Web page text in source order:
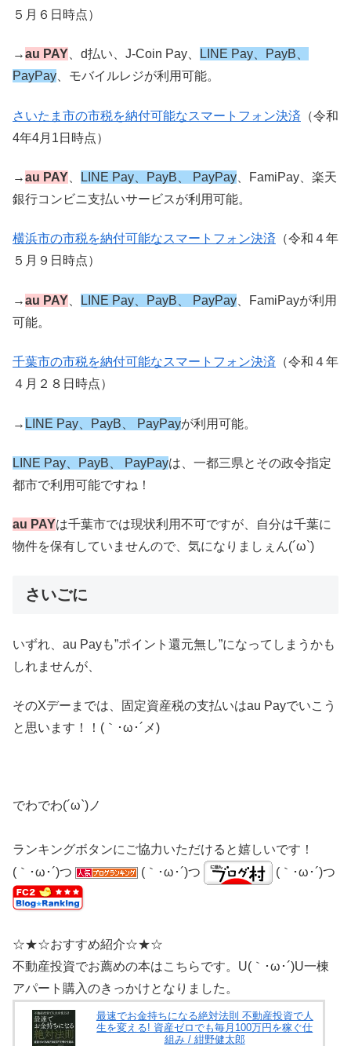
５月６日時点）
→au PAY 、d払い、J-Coin Pay、
LINE Pay、PayB、
PayPay 、モバイルレジが利用可能。
さいたま市の市税を納付可能なスマートフォン決済 （令和
4年4月1日時点）
→au PAY LINE Pay、PayB、 PayPay 、FamiPay、楽天
銀行コンビニ支払いサービスが利用可能。
横浜市の市税を納付可能なスマートフォン決済 （令和４年
５月９日時点）
→au PAY LINE Pay、PayB、 PayPay 、FamiPayが利用
可能。
千葉市の市税を納付可能なスマートフォン決済 （令和４年
４月２８日時点）
→ LINE Pay、PayB、 PayPayが利用可能。
LINE Pay、PayB、 PayPayは、一都三県とその政令指定
都市で利用可能ですね！
au PAYは千葉市では現状利用不可ですが、自分は千葉に
物件を保有していませんので、気になりましぇん(´ω`)
さいごに
いずれ、au Payも”ポイント還元無し”になってしまうかも
しれませんが、
そのXデーまでは、固定資産税の支払いはau Payでいこう
と思います！！(｀･ω･´メ)
でわでわ(´ω`)ノ
ランキングボタンにご協力いただけると嬉しいです！
(｀･ω･´)つ
(｀･ω･´)つ (｀･ω･´)つ
☆★☆おすすめ紹介☆★☆
不動産投資でお薦めの本はこちらです。U(｀･ω･´)U一棟
アパート購入のきっかけとなりました。
最速でお金持ちになる絶対法則 不動産投資で人
生を変える! 資産ゼロでも毎月100万円を稼ぐ仕
組み / 紺野健太郎